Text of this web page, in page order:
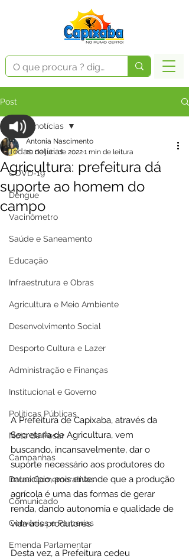
Post
Todas notícias
COVD-19
Dengue
Vacinômetro
Saúde e Saneamento
Educação
Infraestrutura e Obras
Agricultura e Meio Ambiente
Desenvolvimento Social
Desporto Cultura e Lazer
Administração e Finanças
Institucional e Governo
Políticas Públicas
Nota de Pesar
Campanhas
Datas Comemorativas
Comunicado
Convênios e Parcerias
Emenda Parlamentar
Todas notícias
Agricultura: prefeitura dá
suporte ao homem do
campo
Antonia Nascimento
10 de jun. de 20221 min de leitura
A Prefeitura de Capixaba, através da
Secretaria de Agricultura, vem
buscando, incansavelmente, dar o
suporte necessário aos produtores do
município, pois entende que a produção
agrícola é uma das formas de gerar
renda, dando autonomia e qualidade de
vida aos produtores.
Desta vez, a Prefeitura cedeu